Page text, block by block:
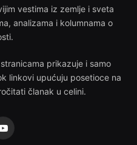
vestima iz zemlje i sveta
analizama i kolumnama o
prikazuje i samo
linkovi upućuju posetioce na
članak u celini.
YouTube